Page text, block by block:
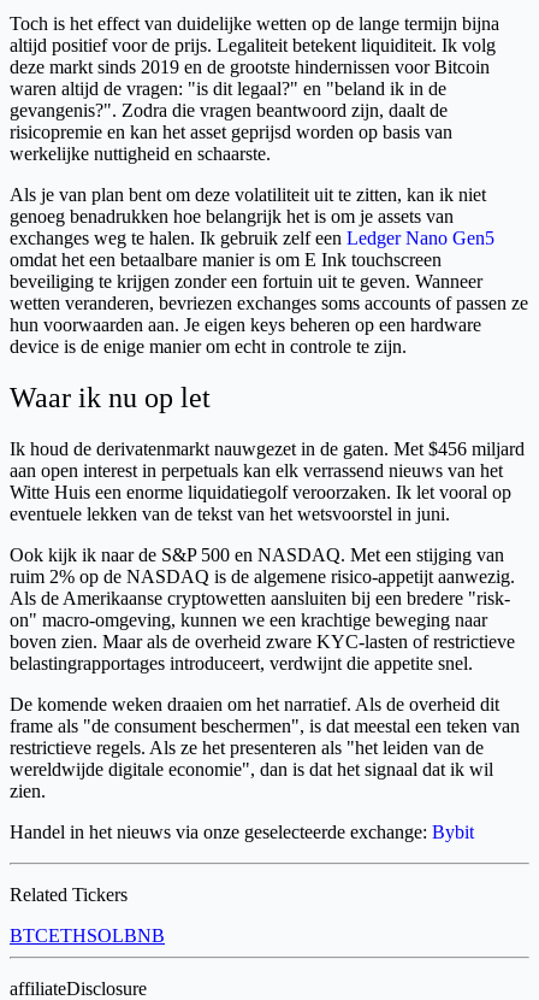
Toch is het effect van duidelijke wetten op de lange termijn bijna
altijd positief voor de prijs. Legaliteit betekent liquiditeit. Ik volg
deze markt sinds 2019 en de grootste hindernissen voor Bitcoin
waren altijd de vragen: "is dit legaal?" en "beland ik in de
gevangenis?". Zodra die vragen beantwoord zijn, daalt de
risicopremie en kan het asset geprijsd worden op basis van
werkelijke nuttigheid en schaarste.
Als je van plan bent om deze volatiliteit uit te zitten, kan ik niet
genoeg benadrukken hoe belangrijk het is om je assets van
exchanges weg te halen. Ik gebruik zelf een Ledger Nano Gen5
omdat het een betaalbare manier is om E Ink touchscreen
beveiliging te krijgen zonder een fortuin uit te geven. Wanneer
wetten veranderen, bevriezen exchanges soms accounts of passen ze
hun voorwaarden aan. Je eigen keys beheren op een hardware
device is de enige manier om echt in controle te zijn.
Waar ik nu op let
Ik houd de derivatenmarkt nauwgezet in de gaten. Met $456 miljard
aan open interest in perpetuals kan elk verrassend nieuws van het
Witte Huis een enorme liquidatiegolf veroorzaken. Ik let vooral op
eventuele lekken van de tekst van het wetsvoorstel in juni.
Ook kijk ik naar de S&P 500 en NASDAQ. Met een stijging van
ruim 2% op de NASDAQ is de algemene risico-appetijt aanwezig.
Als de Amerikaanse cryptowetten aansluiten bij een bredere "risk-
on" macro-omgeving, kunnen we een krachtige beweging naar
boven zien. Maar als de overheid zware KYC-lasten of restrictieve
belastingrapportages introduceert, verdwijnt die appetite snel.
De komende weken draaien om het narratief. Als de overheid dit
frame als "de consument beschermen", is dat meestal een teken van
restrictieve regels. Als ze het presenteren als "het leiden van de
wereldwijde digitale economie", dan is dat het signaal dat ik wil
zien.
Handel in het nieuws via onze geselecteerde exchange: Bybit
Related Tickers
BTCETHSOLBNB
affiliateDisclosure